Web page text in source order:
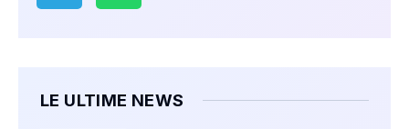
LE ULTIME NEWS